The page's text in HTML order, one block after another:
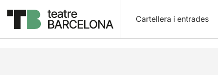
Cartellera i entrades